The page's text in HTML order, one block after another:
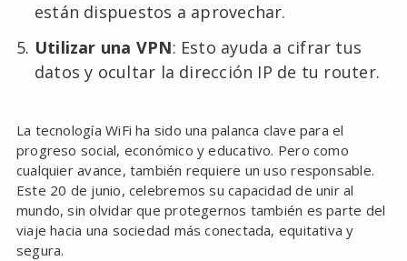
están dispuestos a aprovechar.
Utilizar una VPN: Esto ayuda a cifrar tus
datos y ocultar la dirección IP de tu router.
La tecnología WiFi ha sido una palanca clave para el
progreso social, económico y educativo. Pero como
cualquier avance, también requiere un uso responsable.
Este 20 de junio, celebremos su capacidad de unir al
mundo, sin olvidar que protegernos también es parte del
viaje hacia una sociedad más conectada, equitativa y
segura.